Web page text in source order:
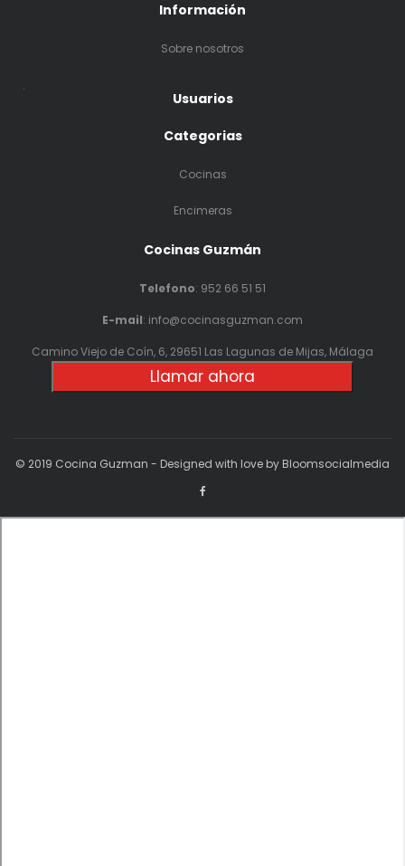
Información
Sobre nosotros
.
Usuarios
Categorias
Cocinas
Encimeras
Cocinas Guzmán
Telefono: 952 66 51 51
E-mail: info@cocinasguzman.com
Camino Viejo de Coín, 6, 29651 Las Lagunas de Mijas, Málaga
Llamar ahora
© 2019 Cocina Guzman - Designed with love by Bloomsocialmedia